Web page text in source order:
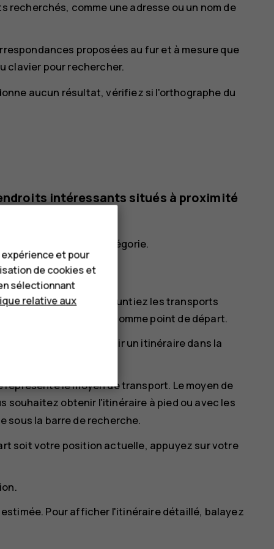
recherchés, comme une adresse ou un nom de
proposées au fur et à mesure que
clavier pour rechercher.
aucun résultat, vérifiez si l'orthographe du
intéressants situés à proximité
sélectionnez une catégorie.
ou que vous empruntiez les transports
quel autre lieu comme point de départ.
vous souhaitez obtenir un itinéraire dans la
représente le moyen de transport. Le moyen de
souhaitez obtenir l'itinéraire à pied ou avec les
sous la barre de recherche.
soit votre position actuelle, appuyez survotre
Pour afficher l'itinéraire détaillé, balayez
et pour
de cookies et
sélectionnant
relative aux